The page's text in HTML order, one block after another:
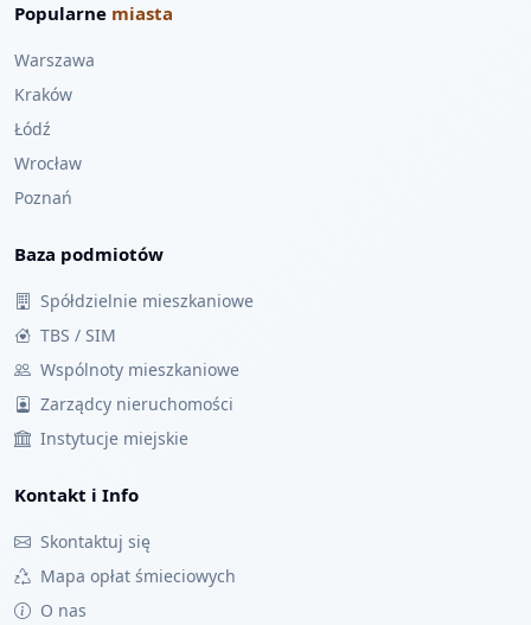
Popularne miasta
Warszawa
Kraków
Łódź
Wrocław
Poznań
Baza podmiotów
Spółdzielnie mieszkaniowe
TBS / SIM
Wspólnoty mieszkaniowe
Zarządcy nieruchomości
Instytucje miejskie
Kontakt i Info
Skontaktuj się
Mapa opłat śmieciowych
O nas